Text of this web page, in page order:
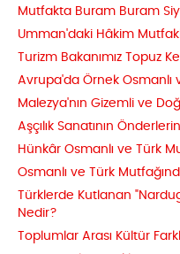
Mutfakta Buram Buram
Umman'daki Hâkim
Turizm Bakanımız Topuz
Avrupa'da Örnek Osmanlı
Malezya'nın Gizemli ve
Aşçılık Sanatının
Hünkâr Osmanlı ve Türk
Osmanlı ve Türk
Türklerde Kutlanan
Nedir?
Toplumlar Arası Kültür